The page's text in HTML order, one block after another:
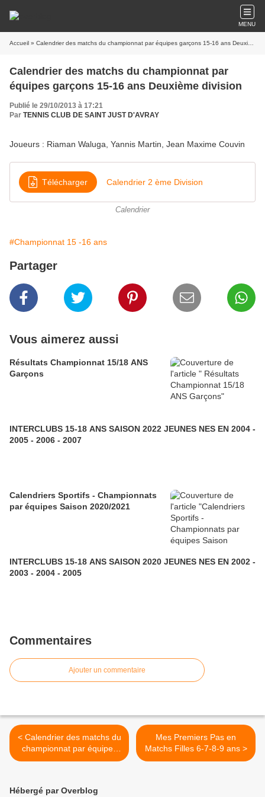
MENU
Accueil » Calendrier des matchs du championnat par équipes garçons 15-16 ans Deuxième division
Calendrier des matchs du championnat par
équipes garçons 15-16 ans Deuxième division
Publié le 29/10/2013 à 17:21
Par TENNIS CLUB DE SAINT JUST D'AVRAY
Joueurs : Riaman Waluga, Yannis Martin, Jean Maxime Couvin
Télécharger Calendrier 2 ème Division
Calendrier
#Championnat 15 -16 ans
Partager
Vous aimerez aussi
Résultats Championnat 15/18 ANS
Garçons
INTERCLUBS 15-18 ANS SAISON 2022 JEUNES NES EN 2004 -
2005 - 2006 - 2007
Calendriers Sportifs - Championnats
par équipes Saison 2020/2021
INTERCLUBS 15-18 ANS SAISON 2020 JEUNES NES EN 2002 -
2003 - 2004 - 2005
Commentaires
Ajouter un commentaire
< Calendrier des matchs du
championnat par équipes
garçons 15-16 ans
Mes Premiers Pas en
Matchs Filles 6-7-8-9 ans >
Hébergé par Overblog